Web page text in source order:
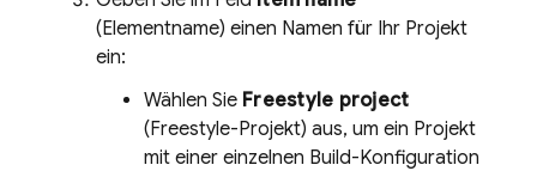
(Elementname) einen Namen für Ihr Projekt
ein:
Wählen Sie Freestyle project
(Freestyle-Projekt) aus, um ein Projekt
mit einer einzelnen Build-Konfiguration